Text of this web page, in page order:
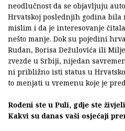
neodlučnost da se objavljuju
Hrvatskoj poslednjih godina bila
mislim i da je interesovanje
nešto manje. Dok su pojedini
Rudan, Borisa Dežulovića ili
zvezde u Srbiji, nijedan
ni približno isti status u
to menjati u vremenu koje je
Rođeni ste u Puli, gdje ste
Kakvi su danas vaši osjećaji